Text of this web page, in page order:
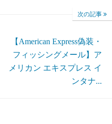
次の記事
【American Express偽装・
フィッシングメール】ア
メリカン エキスプレス イ
ンタナ...